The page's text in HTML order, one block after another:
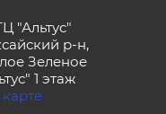
"Альтус"
р-н,
Зеленое
1 этаж